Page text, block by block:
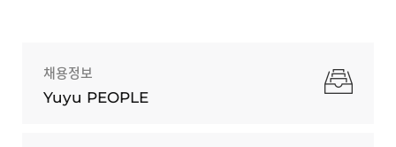
채용정보
Yuyu PEOPLE